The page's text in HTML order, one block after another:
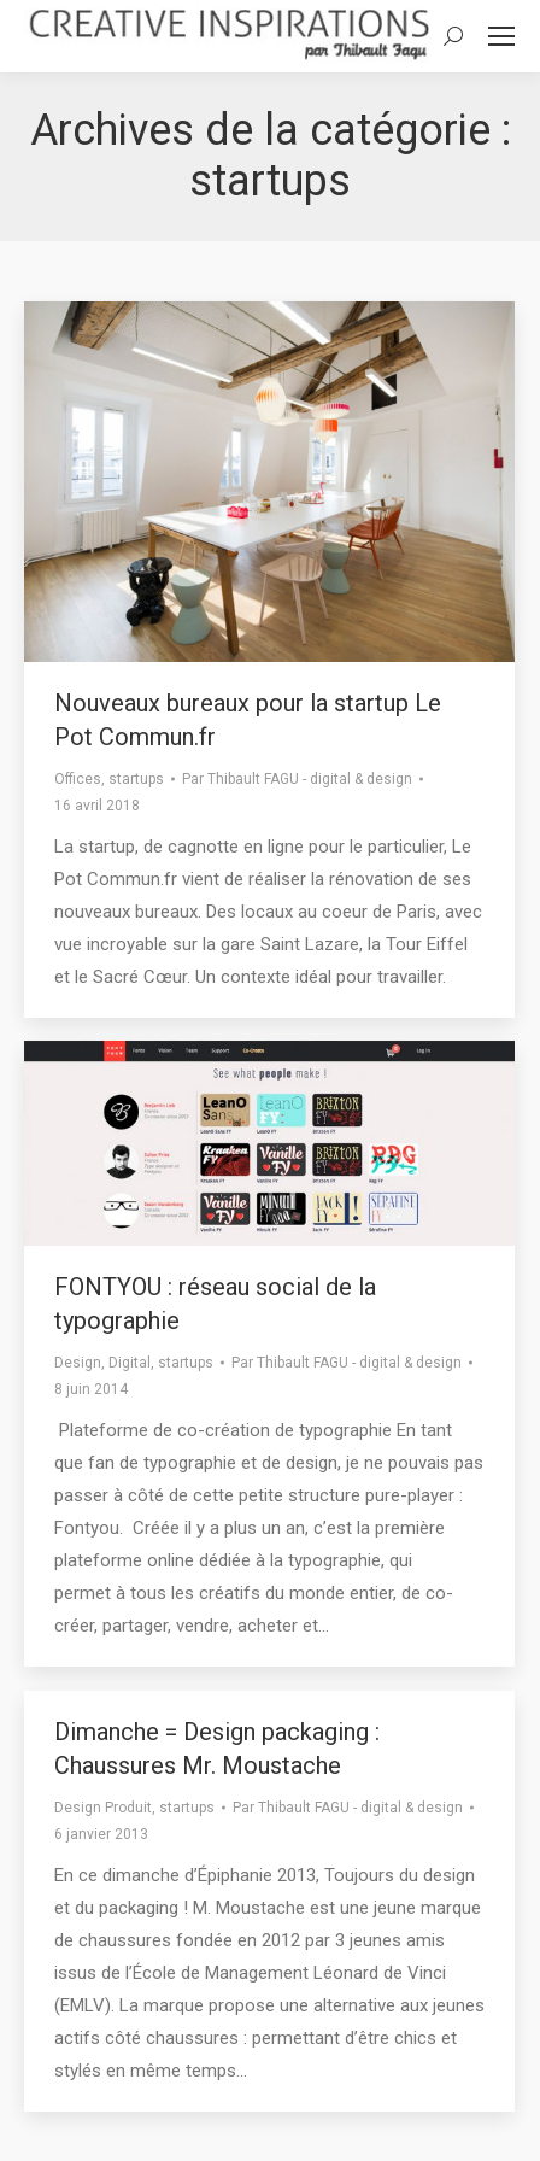
Search:
Archives de la catégorie :
startups
Nouveaux bureaux pour la startup Le
Pot Commun.fr
Offices, startups Par Thibault FAGU - digital & design
16 avril 2018
La startup, de cagnotte en ligne pour le particulier, Le
Pot Commun.fr vient de réaliser la rénovation de ses
nouveaux bureaux. Des locaux au coeur de Paris, avec
vue incroyable sur la gare Saint Lazare, la Tour Eiffel
et le Sacré Cœur. Un contexte idéal pour travailler.
FONTYOU : réseau social de la
typographie
Design, Digital , startups Par Thibault FAGU - digital & design
8 juin 2014
Plateforme de co-création de typographie En tant
que fan de typographie et de design, je ne pouvais pas
passer à côté de cette petite structure pure-player :
Fontyou. Créée il y a plus un an, c’est la première
plateforme online dédiée à la typographie, qui
permet à tous les créatifs du monde entier, de co-
créer, partager, vendre, acheter et…
Dimanche = Design packaging :
Chaussures Mr. Moustache
Design Produit, startups Par Thibault FAGU - digital & design
6 janvier 2013
En ce dimanche d’Épiphanie 2013, Toujours du design
et du packaging ! M. Moustache est une jeune marque
de chaussures fondée en 2012 par 3 jeunes amis
issus de l’École de Management Léonard de Vinci
(EMLV). La marque propose une alternative aux jeunes
actifs côté chaussures : permettant d’être chics et
stylés en même temps…